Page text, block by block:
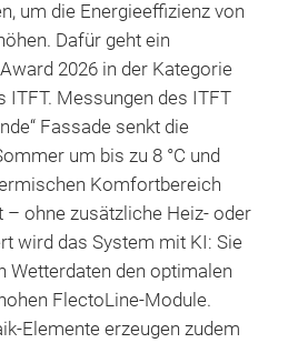
um die Energieeffizienz von
Dafür geht ein
2026 in der Kategorie
ITFT. Messungen des ITFT
Fassade senkt die
um bis zu 8 °C und
Komfortbereich
– ohne zusätzliche Heiz- oder
wird das System mit KI: Sie
Wetterdaten den optimalen
FlectoLine-Module.
Elemente erzeugen zudem